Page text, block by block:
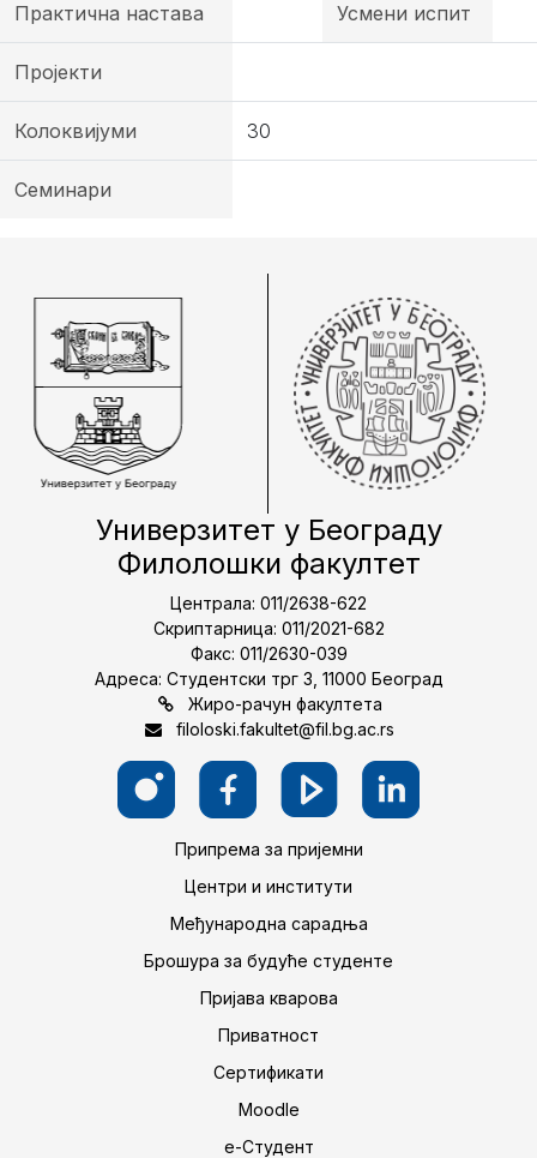
Практична настава Усмени испит
Пројекти
Колоквијуми 30
Семинари
Универзитет у Београду
Филолошки факултет
Централа: 011/2638-622
Скриптарница: 011/2021-682
Факс: 011/2630-039
Адреса: Студентски трг 3, 11000 Београд
Жиро-рачун факултета
filoloski.fakultet@fil.bg.ac.rs
Припрема за пријемни
Центри и институти
Међународна сарадња
Брошура за будуће студенте
Пријава кварова
Приватност
Сертификати
Moodle
е-Студент